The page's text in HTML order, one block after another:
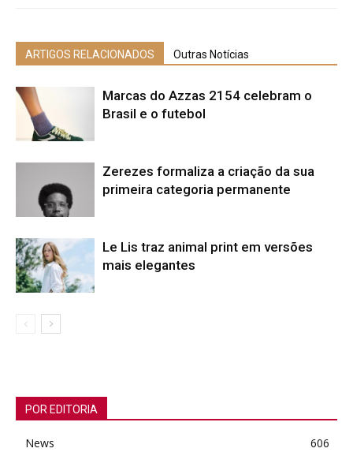
ARTIGOS RELACIONADOS Outras Notícias
Marcas do Azzas 2154 celebram o
Brasil e o futebol
Zerezes formaliza a criação da sua
primeira categoria permanente
Le Lis traz animal print em versões
mais elegantes
POR EDITORIA
News
606